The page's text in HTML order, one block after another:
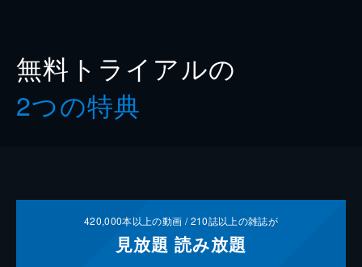
無料トライアルの
2つの特典
420,000本以上の動画 /210誌以上の雑誌が
見放題 読み放題